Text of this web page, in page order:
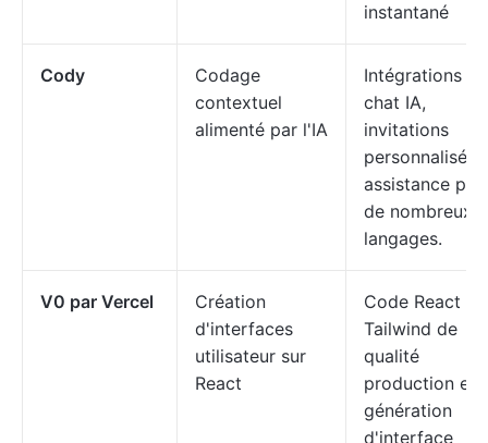
instantané
Cody
Codage
contextuel
alimenté par l'IA
Intégrations
chat IA,
invitations
assistance
de nombreux
langages.
V0 par Vercel
Création
d'interfaces
utilisateur sur
React
Code React +
Tailwind de
qualité
production et
génération
d'interface